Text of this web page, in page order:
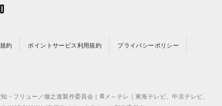
約 ポイントサービス利用規約 プライバシーポリシー
フリュー／徹之進製作委員会｜©メ～テレ｜東海テレビ、中京テレビ、